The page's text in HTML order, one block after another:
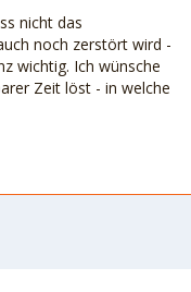
nicht das
noch zerstört wird -
wichtig. Ich wünsche
Zeit löst - in welche